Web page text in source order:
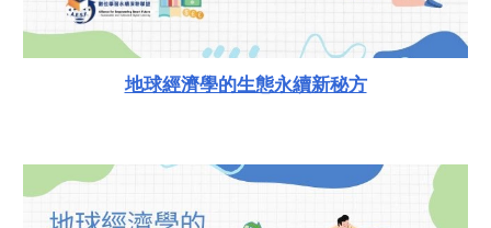
地球經濟學的生態永續新秘方